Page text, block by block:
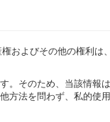
およびその他の権利は
。そのため、当該情報
方法を問わず、私的使